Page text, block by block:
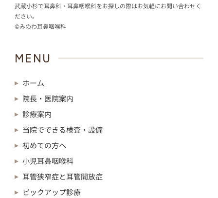
武蔵小杉で耳鼻科・耳鼻咽喉科をお探しの際はお気軽にお問い合わせく
ださい。
©みのわ耳鼻咽喉科
MENU
ホーム
院長・医院案内
診療案内
当院でできる検査・設備
初めての方へ
小児耳鼻咽喉科
耳管狭窄症と耳管開放症
ピックアップ診療